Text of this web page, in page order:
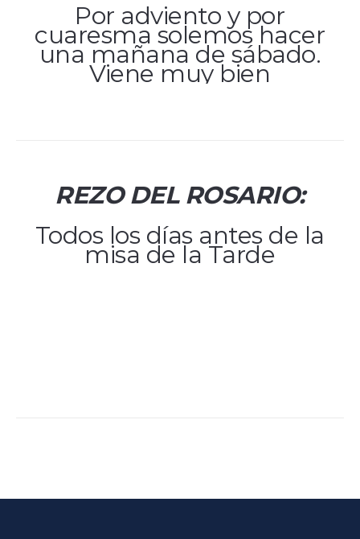
Por adviento y por
cuaresma solemos hacer
una mañana de sábado.
Viene muy bien
REZO DEL ROSARIO:
Todos los días antes de la
misa de la Tarde